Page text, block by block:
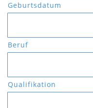
Geburtsdatum
Beruf
Qualifikation